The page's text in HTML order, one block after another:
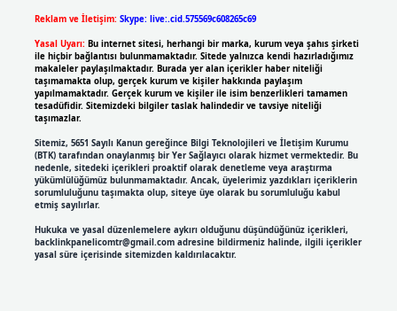
Reklam ve İletişim: Skype: live:.cid.575569c608265c69
Yasal Uyarı: Bu internet sitesi, herhangi bir marka, kurum veya şahıs şirketi
ile hiçbir bağlantısı bulunmamaktadır. Sitede yalnızca kendi hazırladığımız
makaleler paylaşılmaktadır. Burada yer alan içerikler haber niteliği
taşımamakta olup, gerçek kurum ve kişiler hakkında paylaşım
yapılmamaktadır. Gerçek kurum ve kişiler ile isim benzerlikleri tamamen
tesadüfidir. Sitemizdeki bilgiler taslak halindedir ve tavsiye niteliği
taşımazlar.
Sitemiz, 5651 Sayılı Kanun gereğince Bilgi Teknolojileri ve İletişim Kurumu
(BTK) tarafından onaylanmış bir Yer Sağlayıcı olarak hizmet vermektedir. Bu
nedenle, sitedeki içerikleri proaktif olarak denetleme veya araştırma
yükümlülüğümüz bulunmamaktadır. Ancak, üyelerimiz yazdıkları içeriklerin
sorumluluğunu taşımakta olup, siteye üye olarak bu sorumluluğu kabul
etmiş sayılırlar.
Hukuka ve yasal düzenlemelere aykırı olduğunu düşündüğünüz içerikleri,
backlinkpanelicomtr@gmail.comadresine bildirmeniz halinde, ilgili içerikler
yasal süre içerisinde sitemizden kaldırılacaktır.